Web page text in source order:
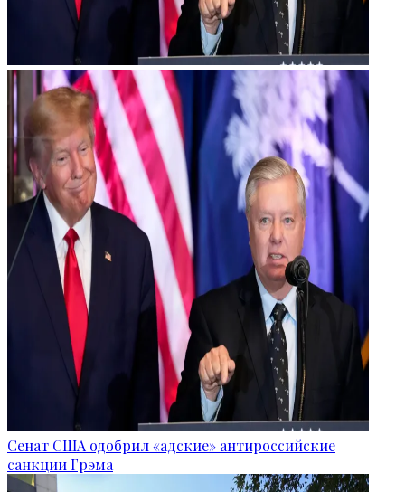
Сенат США одобрил «адские» антироссийские
санкции Грэма